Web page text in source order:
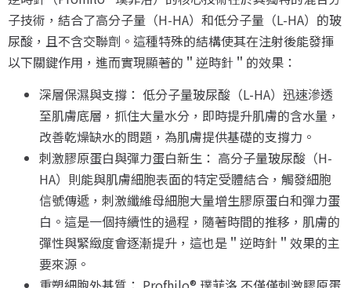
子技術，結合了高分子量（H-HA）和低分子量（L-HA）的玻
尿酸，且不含交聯劑。這種特殊的結構使其在注射後能發揮
以下關鍵作用，進而實現顯著的＂逆時針＂的效果：
深層保濕與支撐： 低分子量玻尿酸（L-HA）迅速滲透
至肌膚底層，抓住大量水分，即時提升肌膚的含水量，
改善乾燥缺水的問題，為肌膚提供基礎的支撐力。
刺激膠原蛋白與彈力蛋白新生： 高分子量玻尿酸（H-
HA）則能與肌膚細胞表面的特定受體結合，觸發細胞
信號傳遞，刺激纖維母細胞大量增生膠原蛋白和彈力蛋
白。這是一個持續性的過程，隨著時間的推移，肌膚的
彈性與緊緻度會逐漸提升，這也是＂逆時針＂效果的主
要來源。